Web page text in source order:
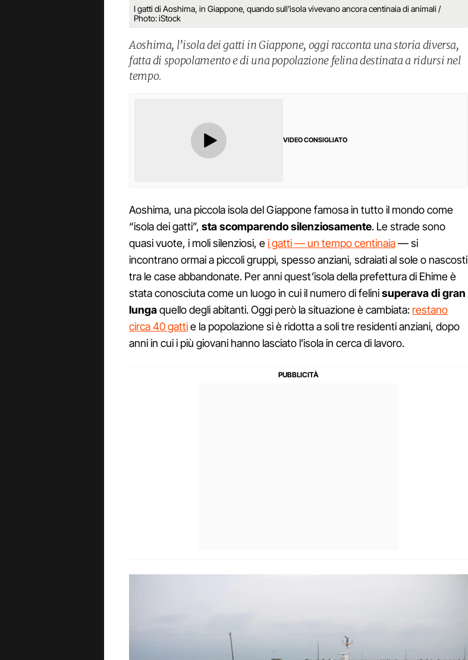
I gatti di Aoshima, in Giappone, quando sull’isola vivevano ancora centinaia di animali /
Photo: iStock
Aoshima, l’isola dei gatti in Giappone, oggi racconta una storia diversa,
fatta di spopolamento e di una popolazione felina destinata a ridursi nel
tempo.
VIDEO CONSIGLIATO
Aoshima, una piccola isola del Giappone famosa in tutto il mondo come
“isola dei gatti”, sta scomparendo silenziosamente. Le strade sono
quasi vuote, i moli silenziosi, ei gatti — un tempo centinaia— si
incontrano ormai a piccoli gruppi, spesso anziani, sdraiati al sole o nascosti
tra le case abbandonate. Per anni quest’isola della prefettura di Ehime è
stata conosciuta come un luogo in cui il numero di felinisuperava di gran
lungaquello degli abitanti. Oggi però la situazione è cambiata: restano
circa 40 gattie la popolazione si è ridotta a soli tre residenti anziani, dopo
anni in cui i più giovani hanno lasciato l’isola in cerca di lavoro.